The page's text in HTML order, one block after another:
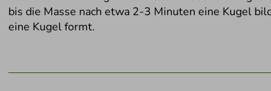
bis die Masse nach etwa 2-3 Minuten eine Kugel
eine Kugel formt.